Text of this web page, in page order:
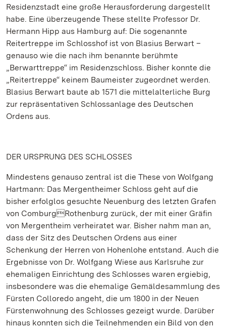
Residenzstadt eine große Herausforderung dargestellt
habe. Eine überzeugende These stellte Professor Dr.
Hermann Hipp aus Hamburg auf: Die sogenannte
Reitertreppe im Schlosshof ist von Blasius Berwart –
genauso wie die nach ihm benannte berühmte
„Berwarttreppe“ im Residenzschloss. Bisher konnte die
„Reitertreppe“ keinem Baumeister zugeordnet werden.
Blasius Berwart baute ab 1571 die mittelalterliche Burg
zur repräsentativen Schlossanlage des Deutschen
Ordens aus.
DER URSPRUNG DES SCHLOSSES
Mindestens genauso zentral ist die These von Wolfgang
Hartmann: Das Mergentheimer Schloss geht auf die
bisher erfolglos gesuchte Neuenburg des letzten Grafen
von ComburgRothenburg zurück, der mit einer Gräfin
von Mergentheim verheiratet war. Bisher nahm man an,
dass der Sitz des Deutschen Ordens aus einer
Schenkung der Herren von Hohenlohe entstand. Auch die
Ergebnisse von Dr. Wolfgang Wiese aus Karlsruhe zur
ehemaligen Einrichtung des Schlosses waren ergiebig,
insbesondere was die ehemalige Gemäldesammlung des
Fürsten Colloredo angeht, die um 1800 in der Neuen
Fürstenwohnung des Schlosses gezeigt wurde. Darüber
hinaus konnten sich die Teilnehmenden ein Bild von den